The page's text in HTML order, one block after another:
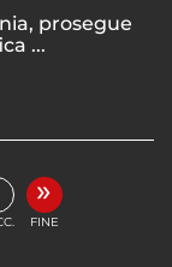
prosegue
...
»
FINE